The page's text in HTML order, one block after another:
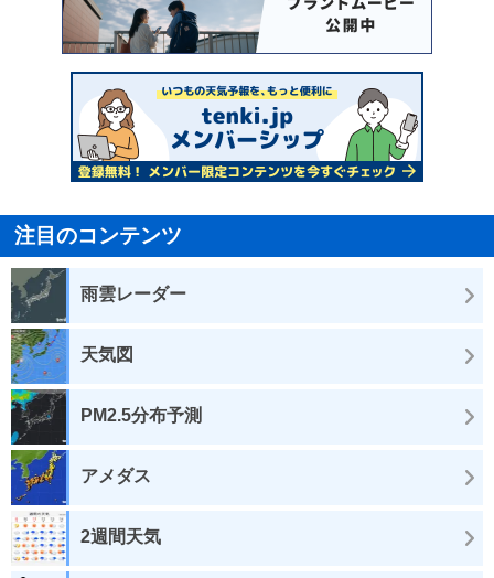
注目のコンテンツ
雨雲レーダー
天気図
PM2.5分布予測
アメダス
2週間天気